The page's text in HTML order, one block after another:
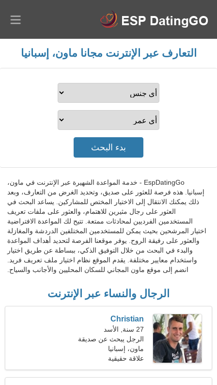
التعارف عبر الإنترنت مجانا ماون، إسبانيا
EspDatingGo - خدمة المواعدة الشهيرة عبر الإنترنت في ماون،
إسبانيا. هذه فرصة للعثور على صديق، وتحديد الغرض من التعارف، وبعد
ذلك يمكنك الانتقال إلى الاختيار المختص للمشاركين. يساعد البحث في
العثور على رجال مثيرين للاهتمام، والعثور على ملفات تعريف
المستخدمين الفرديين لمحادثات ممتعة. تتيح لك المواعدة الافتراضية
اختيار المرشحين بحيث يمكن للمستخدمين المختلفين الدردشة والمغازلة
والعثور على رفيقة الروح. يوفر موقعنا الفرصة لتحديد أهداف المواعدة
والبدء في البحث من خلال التوفيق الذكي، ببساطة عن طريق اختيار
واستخدام معايير مختلفة. يقدم الموقع نظام اختيار ملف تعريف فريد.
انضم إلى موقع ماون المجاني للسكان المحليين والأجانب والسياح.
الرجال والنساء عبر الإنترنت
Christian
27 سنة, الأسد
الرجل يبحث عن صديقة
ماون، إسبانيا
علاقة حقيقية